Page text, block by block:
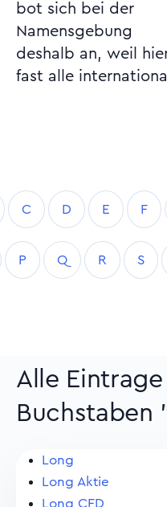
bot sich bei der
Namensgebung
deshalb an, weil
fast alle international
C D E F
P Q R S
Alle
Buchstaben
Long
Long Aktie
Long CFD